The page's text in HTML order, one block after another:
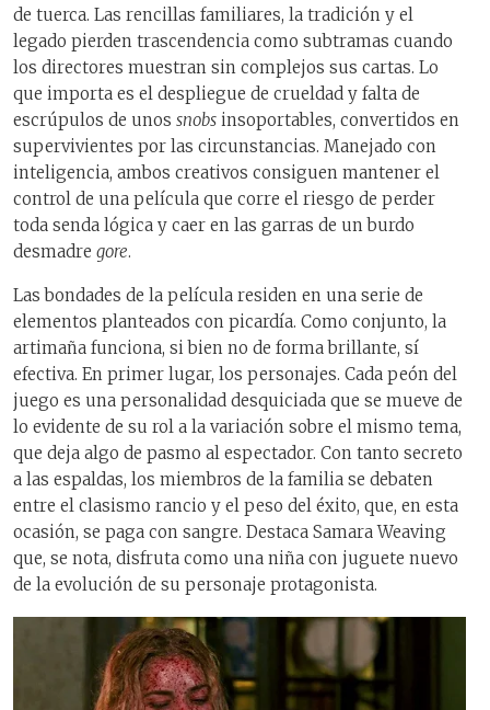
de tuerca. Las rencillas familiares, la tradición y el
legado pierden trascendencia como subtramas cuando
los directores muestran sin complejos sus cartas. Lo
que importa es el despliegue de crueldad y falta de
escrúpulos de unos snobs insoportables, convertidos en
supervivientes por las circunstancias. Manejado con
inteligencia, ambos creativos consiguen mantener el
control de una película que corre el riesgo de perder
toda senda lógica y caer en las garras de un burdo
desmadre gore.
Las bondades de la película residen en una serie de
elementos planteados con picardía. Como conjunto, la
artimaña funciona, si bien no de forma brillante, sí
efectiva. En primer lugar, los personajes. Cada peón del
juego es una personalidad desquiciada que se mueve de
lo evidente de su rol a la variación sobre el mismo tema,
que deja algo de pasmo al espectador. Con tanto secreto
a las espaldas, los miembros de la familia se debaten
entre el clasismo rancio y el peso del éxito, que, en esta
ocasión, se paga con sangre. Destaca Samara Weaving
que, se nota, disfruta como una niña con juguete nuevo
de la evolución de su personaje protagonista.